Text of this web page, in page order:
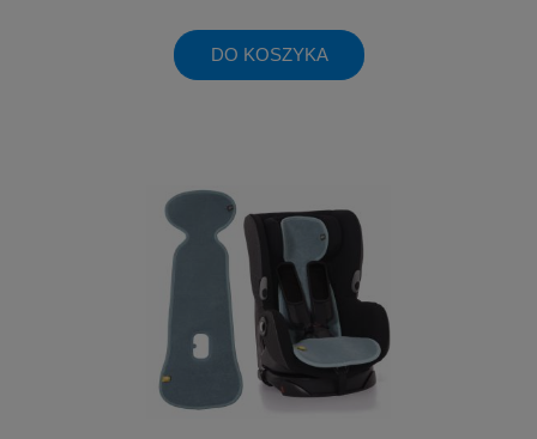
DO KOSZYKA